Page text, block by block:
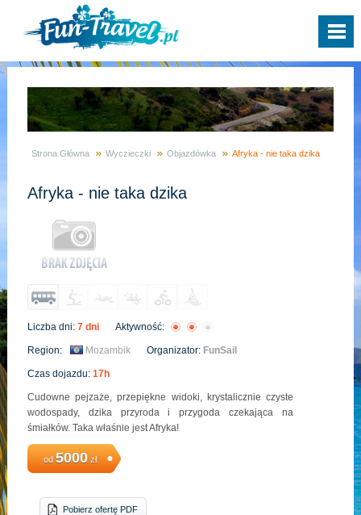
Strona Główna Wyczieczki Objazdówka Afryka - nie taka dzika
Afryka - nie taka dzika
Liczba dni: 7 dni Aktywność:
Region: Mozambik Organizator: FunSail
Czas dojazdu: 17h
Cudowne pejzaże, przepiękne widoki, krystalicznie czyste
wodospady, dzika przyroda i przygoda czekająca na
śmiałków. Taka właśnie jest Afryka!
od 5000zł
Pobierz ofertę PDF